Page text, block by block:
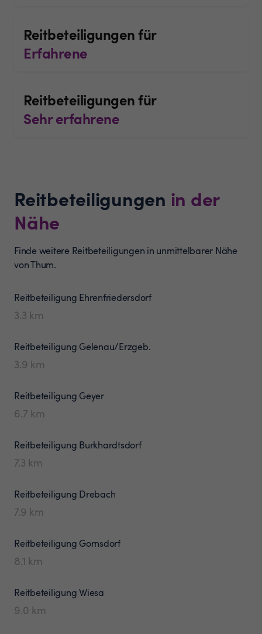
Reitbeteiligungen für
Erfahrene
Reitbeteiligungen für
Sehr erfahrene
Reitbeteiligungen in der
Nähe
Finde weitere Reitbeteiligungen in unmittelbarer Nähe
von Thum.
Reitbeteiligung Ehrenfriedersdorf
3.3 km
Reitbeteiligung Gelenau/Erzgeb.
3.9 km
Reitbeteiligung Geyer
6.7 km
Reitbeteiligung Burkhardtsdorf
7.3 km
Reitbeteiligung Drebach
7.9 km
Reitbeteiligung Gornsdorf
8.1 km
ReitbeteiligungWiesa
9.0 km